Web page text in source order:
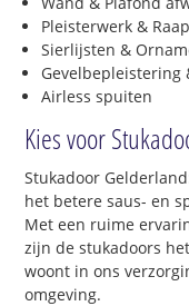
Pleisterwerk &
Sierlijsten &
Gevelbepleistering
Airless spuiten
Kies voor
Stukadoor
het betere saus- en
Met een ruime
zijn de stukadoors
woont in ons
omgeving.